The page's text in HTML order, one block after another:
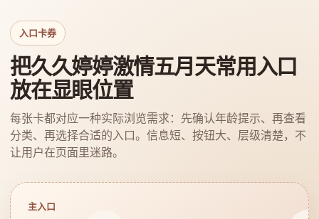
入口卡券
把久久婷婷激情五月天常用入口
放在显眼位置
每张卡都对应一种实际浏览需求：先确认年龄提示、再查看
分类、再选择合适的入口。信息短、按钮大、层级清楚，不
让用户在页面里迷路。
主入口